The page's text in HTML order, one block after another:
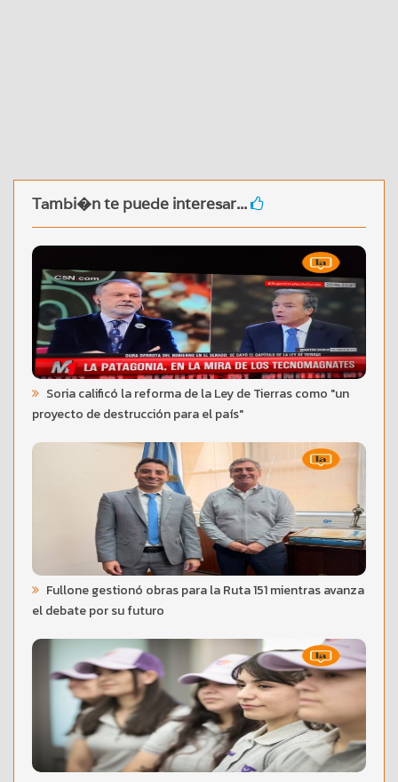
Tambi�n te puede interesar...
Soria calificó la reforma de la Ley de Tierras como "un
proyecto de destrucción para el país"
Fullone gestionó obras para la Ruta 151 mientras avanza
el debate por su futuro